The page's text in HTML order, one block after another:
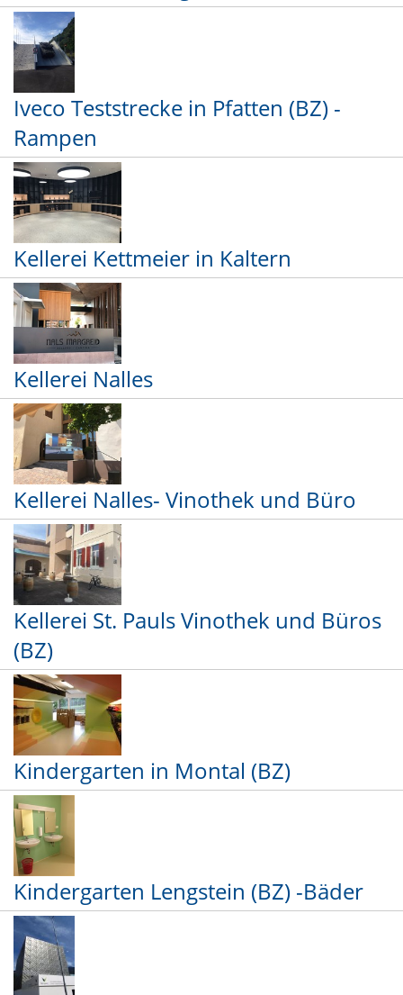
Iveco Teststrecke in Pfatten (BZ) -
Rampen
Kellerei Kettmeier in Kaltern
Kellerei Nalles
Kellerei Nalles- Vinothek und Büro
Kellerei St. Pauls Vinothek und Büros
(BZ)
Kindergarten in Montal (BZ)
Kindergarten Lengstein (BZ) -Bäder